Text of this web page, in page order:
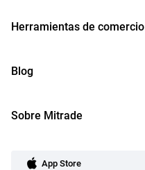
Herramientas de comercio
Blog
Sobre Mitrade
App Store